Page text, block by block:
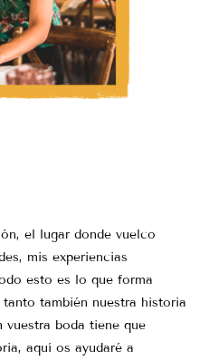
el lugar donde vuelco
mis experiencias
esto es lo que forma
también nuestra historia
vuestra boda tiene que
aquí os ayudaré a